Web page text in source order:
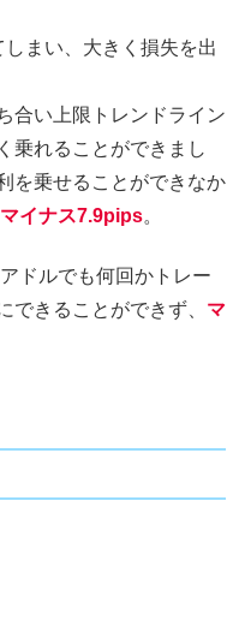
まい、大きく損失を出
合い上限トレンドライン
乗れることができまし
を乗せることができなか
マイナス7.9pips。
ドルでも何回かトレー
できることができず、 マ